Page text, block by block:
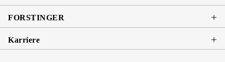
FORSTINGER
Karriere